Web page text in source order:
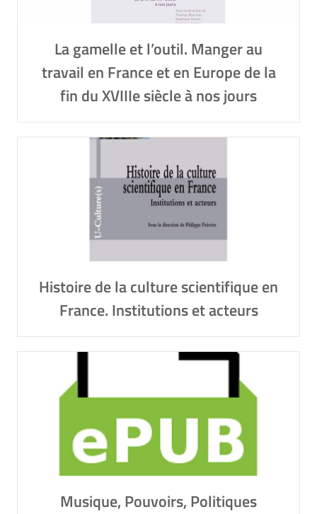
La gamelle et l’outil. Manger au
travail en France et en Europe de la
fin du XVIIIe siècle à nos jours
Histoire de la culture scientifique en
France. Institutions et acteurs
Musique, Pouvoirs, Politiques